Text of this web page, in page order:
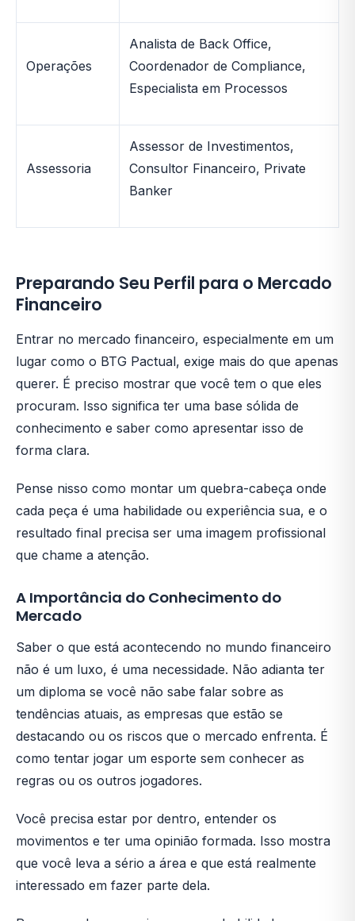
Operações
Analista de Back Office,
Coordenador de Compliance,
Especialista em Processos
Assessoria
Assessor de Investimentos,
Consultor Financeiro, Private
Banker
Preparando Seu Perfil para o Mercado
Financeiro
Entrar no mercado financeiro, especialmente em um
lugar como o BTG Pactual, exige mais do que apenas
querer. É preciso mostrar que você tem o que eles
procuram. Isso significa ter uma base sólida de
conhecimento e saber como apresentar isso de
forma clara.
Pense nisso como montar um quebra-cabeça onde
cada peça é uma habilidade ou experiência sua, e o
resultado final precisa ser uma imagem profissional
que chame a atenção.
A Importância do Conhecimento do
Mercado
Saber o que está acontecendo no mundo financeiro
não é um luxo, é uma necessidade. Não adianta ter
um diploma se você não sabe falar sobre as
tendências atuais, as empresas que estão se
destacando ou os riscos que o mercado enfrenta. É
como tentar jogar um esporte sem conhecer as
regras ou os outros jogadores.
Você precisa estar por dentro, entender os
movimentos e ter uma opinião formada. Isso mostra
que você leva a sério a área e que está realmente
interessado em fazer parte dela.